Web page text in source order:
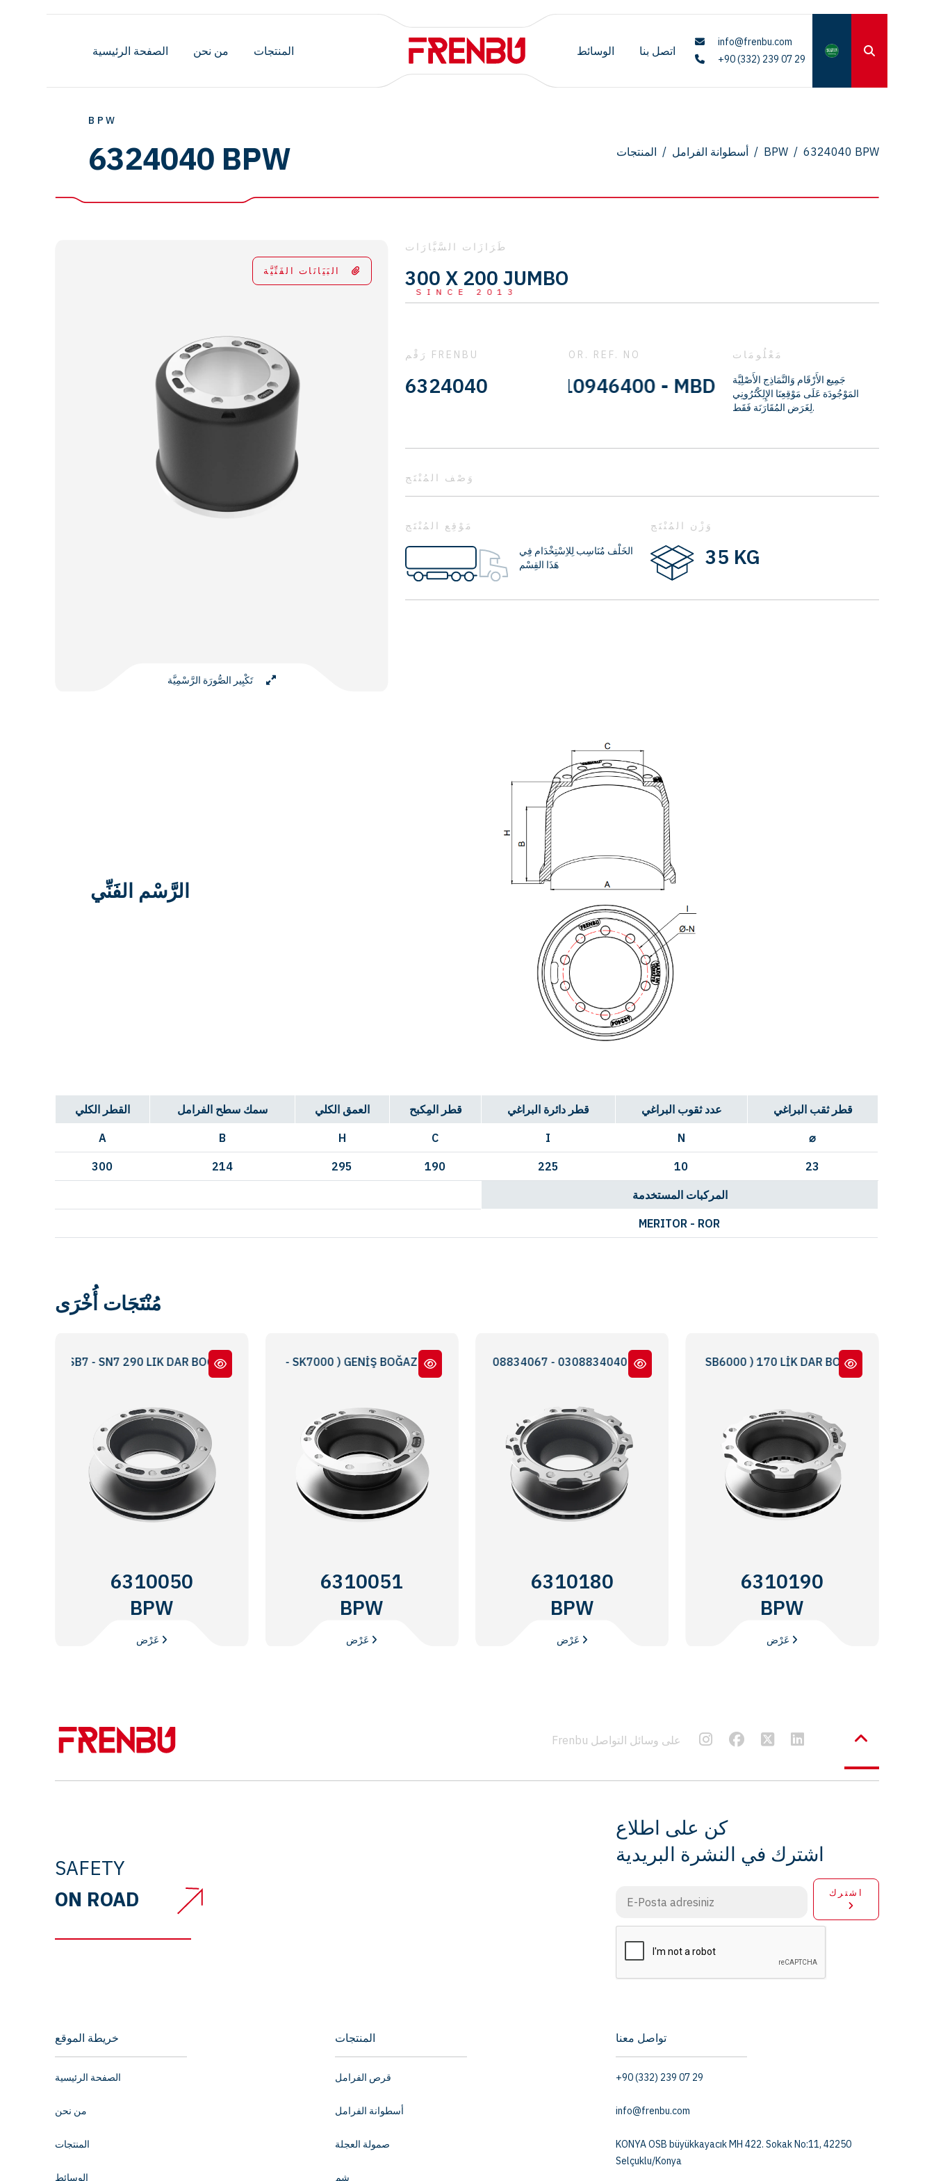
الصفحة الرئيسية من نحن المنتجات الوسائط اتصل بنا
info@frenbu.com
+90 (332) 239 07 29
SINCE 2013
BPW
6324040 BPW المنتجات / أسطوانة الفرامل / BPW / 6324040 BPW
البَيَانَات الفَنِّيَّة
تَكْبِير الصُّورَة الرَّسْمِيَّة
طَرَازَات السَّيَّارَات
300 X 200 JUMBO
رَقْم FRENBU
6324040
OR. REF. NO
0310546200 - 0310946400 - MBD1052
مَعْلُومَات
جَمِيع الأَرْقَام وَالنَّمَاذِج الأَصْلِيَّة
المَوْجُودَة عَلَى مَوْقِعِنَا الإِلِكْتُرُونِي
لِغَرَض المُقَارَنَة فَقَط.
وَصْف المُنْتَج
مَوْقِع المُنْتَج
الخَلْف مُنَاسِب لِلاِسْتِخْدَام فِي
هَذَا القِسْم
وَزْن المُنْتَج
35 KG
الرَّسْم الفَنِّي
القطر الكلي سمك سطح الفرامل العمق الكلي قطر المِكبح قطر دائرة البراغي عدد ثقوب البراغي قطر ثقب البراغي
A B H C I N ⌀
300 214 295 190 225 10 23
المركبات المستخدمة
MERITOR - ROR
مُنْتَجَات أُخْرَى
- SB7 - SN7 290 LIK DAR BOĞAZ
6310050
BPW
SKH SERİ - SKS SERIES ( SB4309 - SK7000 ) GENİŞ BOĞAZ YENİ MODEL
6310051
BPW
0308834020 - 0308834060 - 0308834067 - 0308834040 - 0308834047 - 0300224093 - MBR5061 - MBR5180
6310180
BPW
BPW KOGEL-SKH SERİ ( SB3745 - SB6000 ) 170 LİK DAR BOĞAZ - 170 NARROW
6310190
BPW
Frenbu على وسائل التواصل
SAFETY
ON ROAD
كن على اطلاع
اشترك في النشرة البريدية
خريطة الموقع
الصفحة الرئيسية
من نحن
المنتجات
الوسائط
المنتجات
قرص الفرامل
أسطوانة الفرامل
صمولة العجلة
شِم
تواصل معنا
+90 (332) 239 07 29
info@frenbu.com
KONYA OSB büyükkayacık MH 422. Sokak No:11, 42250
Selçuklu/Konya